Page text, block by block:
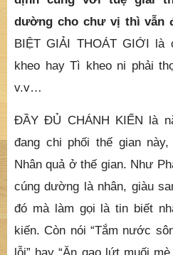
kheo hay Tì kheo ni phải
ĐẦY ĐỦ CHÁNH KIẾN là
đang chi phối thế gian
cúng dường là nhân, giàu
đó mà làm gọi là tin biết
kiến. Còn nói “Tắm nước
lỗi” hay “Ăn gạo lứt muối
là tà kiến. Tà kiến là cái
tưởng của mình mà ra,